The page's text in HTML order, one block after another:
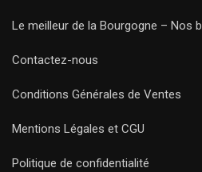
Le meilleur de la Bourgogne – Nos
Contactez-nous
Conditions Générales de Ventes
Mentions Légales et CGU
Politique de confidentialité